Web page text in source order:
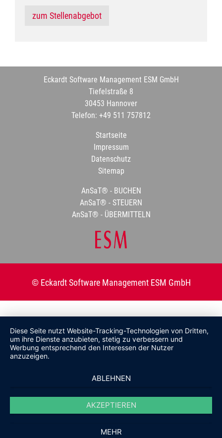
zum Stellenabgebot
Eckardt Software Management ESM GmbH
Tiefelstraße 8
30453 Hannover
Telefon: +49 511 757812
Startseite
Impressum
Datenschutz
Sitemap
AnSaT® - BUCHEN
AnSaT® - STEUERN
AnSaT® - ÜBERMITTELN
© Eckardt Software Management ESM GmbH
Diese Seite nutzt Website-Tracking-Technologien von Dritten,
um ihre Dienste anzubieten, stetig zu verbessern und
Werbung entsprechend den Interessen der Nutzer
anzuzeigen.
ABLEHNEN
AKZEPTIEREN
MEHR